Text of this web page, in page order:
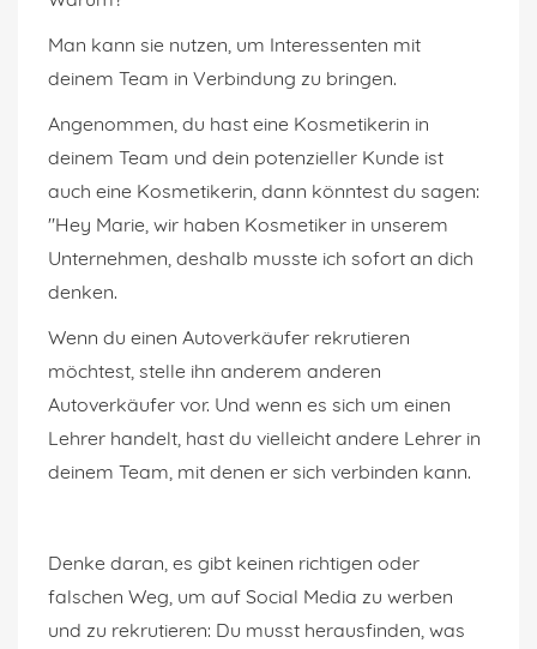
Man kann sie nutzen, um Interessenten mit
deinem Team in Verbindung zu bringen.
Angenommen, du hast eine Kosmetikerin in
deinem Team und dein potenzieller Kunde ist
auch eine Kosmetikerin, dann könntest du sagen:
"Hey Marie, wir haben Kosmetiker in unserem
Unternehmen, deshalb musste ich sofort an dich
denken.
Wenn du einen Autoverkäufer rekrutieren
möchtest, stelle ihn anderem anderen
Autoverkäufer vor. Und wenn es sich um einen
Lehrer handelt, hast du vielleicht andere Lehrer in
deinem Team, mit denen er sich verbinden kann.
Denke daran, es gibt keinen richtigen oder
falschen Weg, um auf Social Media zu werben
und zu rekrutieren: Du musst herausfinden, was